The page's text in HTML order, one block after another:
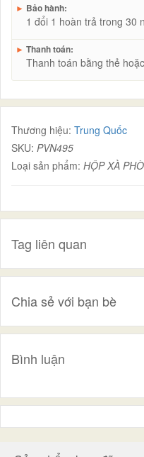
► Bảo hành:
1 đổi 1 hoàn trả trong 30
► Thanh toán:
Thanh toán bằng thẻ
Thương hiệu: Trung Quốc
SKU: PVN495
Loại sản phẩm: HỘP XÀ
Tag liên quan
Chia sẻ với bạn bè
Bình luận